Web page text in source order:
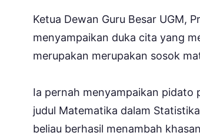
Ketua Dewan Guru Besar UGM,
menyampaikan duka cita yang
merupakan merupakan sosok
Ia pernah menyampaikan pidato
judul Matematika dalam
beliau berhasil menambah